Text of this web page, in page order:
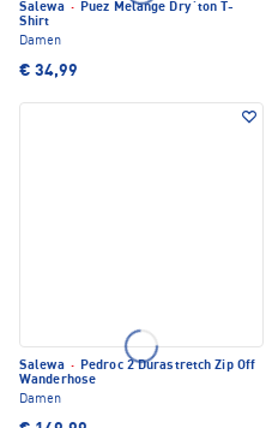
Salewa · Puez Melange Dry´ton T-
Shirt
Damen
€ 34,99
Salewa · Pedroc 2 Durastretch Zip Off
Wanderhose
Damen